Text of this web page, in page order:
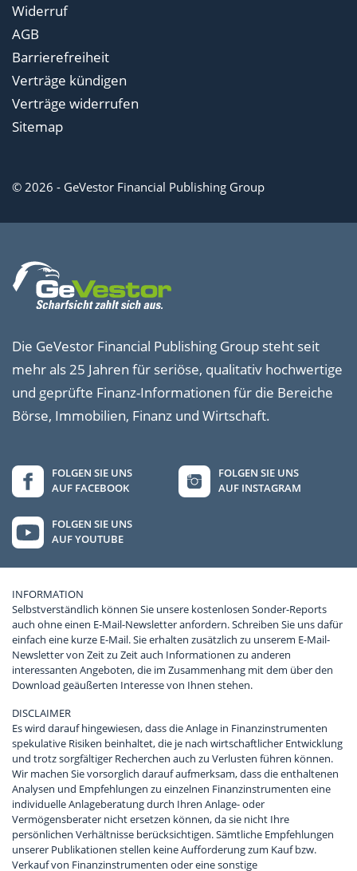
Widerruf
AGB
Barrierefreiheit
Verträge kündigen
Verträge widerrufen
Sitemap
© 2026 - GeVestor Financial Publishing Group
Die GeVestor Financial Publishing Group steht seit
mehr als 25 Jahren für seriöse, qualitativ hochwertige
und geprüfte Finanz-Informationen für die Bereiche
Börse, Immobilien, Finanz und Wirtschaft.
FOLGEN SIE UNS
AUF FACEBOOK
FOLGEN SIE UNS
AUF INSTAGRAM
FOLGEN SIE UNS
AUF YOUTUBE
INFORMATION
Selbstverständlich können Sie unsere kostenlosen Sonder-Reports
auch ohne einen E-Mail-Newsletter anfordern. Schreiben Sie uns dafür
einfach eine kurze E-Mail. Sie erhalten zusätzlich zu unserem E-Mail-
Newsletter von Zeit zu Zeit auch Informationen zu anderen
interessanten Angeboten, die im Zusammenhang mit dem über den
Download geäußerten Interesse von Ihnen stehen.
DISCLAIMER
Es wird darauf hingewiesen, dass die Anlage in Finanzinstrumenten
spekulative Risiken beinhaltet, die je nach wirtschaftlicher Entwicklung
und trotz sorgfältiger Recherchen auch zu Verlusten führen können.
Wir machen Sie vorsorglich darauf aufmerksam, dass die enthaltenen
Analysen und Empfehlungen zu einzelnen Finanzinstrumenten eine
individuelle Anlageberatung durch Ihren Anlage- oder
Vermögensberater nicht ersetzen können, da sie nicht Ihre
persönlichen Verhältnisse berücksichtigen. Sämtliche Empfehlungen
unserer Publikationen stellen keine Aufforderung zum Kauf bzw.
Verkauf von Finanzinstrumenten oder eine sonstige